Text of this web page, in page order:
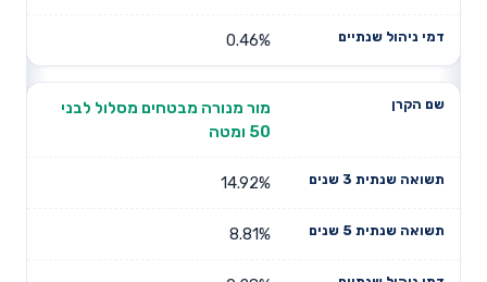
0.46%
מור מנורה מבטחים מסלול לבני
50 ומטה
14.92%
8.81%